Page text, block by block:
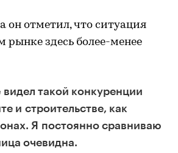
он отметил, что ситуация
рынке здесь более-менее
такой конкуренции
и строительстве, как
Я постоянно сравниваю
очевидна.